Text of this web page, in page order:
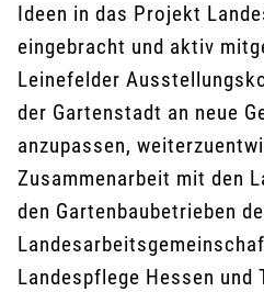
Ideen in das Projekt
eingebracht und aktiv
Leinefelder
der Gartenstadt an neue
anzupassen,
Zusammenarbeit mit den
den Gartenbaubetrieben
Landespflege Hessen und